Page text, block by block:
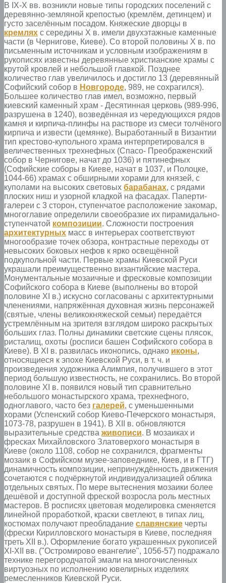
В IX-X вв. возникли новые типы городских поселений с
деревянно-земляной крепостью (кремлём, детинцем) и
густо заселённым посадом. Княжеские дворцы в
кремлях с середины X в. имели двухэтажные каменные
части (в Чернигове, Киеве). Со второй половины X в. по
письменным источникам и условным изображениям в
рукописях известны деревянные христианские храмы с
крутой кровлей и небольшой главкой. Позднее
количество глав увеличилось и достигло 13 (деревянный
Софийский собор в Новгороде, 989, не сохрагился).
Большее количество глав имел, возможно, первый
киевский каменный храм - Десятинная церковь (989-996,
разрушена в 1240), возведённая из чередующихся рядов
камня и кирпича-плинфы на растворе из смеси толчёного
кирпича и извести (цемянке). Выработанный в Византии
тип крестово-купольного храма интерпретировался в
величественных трехнефных (Спасо- Преображенский
собор в Чернигове, начат до 1036) и пятинефных
(Софийские соборы в Киеве, начат в 1037, и Полоцке,
1044-66) храмах с обширными хорами для князей, с
куполами на высоких световых барабанах, с рядами
плоских ниш и узорной кладкой на фасадах. Паперти-
галереи с 3 сторон, ступенчатое расположение закомар,
многоглавие определили своеобразие их пирамидально-
ступенчатой композиции. Сложности построения
архитектурных масс в интерьерах соответствуют
многообразие точек обзора, контрастные переходы от
невысоких боковых нефов к ярко освещённой
подкупольной части. Первые храмы Киевской Руси
украшали преимущественно византийские мастера.
Монументальные мозаичные и фресковые композиции
Софийского собора в Киеве (выполнены во второй
половине XI в.) искусно согласованы с архитектурными
членениями, напряжённая духовная жизнь персонажей
(святые, члены великокняжеской семьи) передаётся
устремлённым на зрителя взглядом широко раскрытых
больших глаз. Полны динамики светские сцены плясок,
ристалищ, охоты (росписи башен Софийского собора в
Киеве). В XI в. развилась иконопись, однако иконы,
относящиеся к эпохе Киевской Руси, в т. ч. и
произведения художника Алимпия, получившего в этот
период большую известность, не сохранились. Во второй
половине XI в. появился новый тип сравнительно
небольшого монастырского храма, трехнефного,
одноглавого, часто без галерей, с уменьшенными
хорами (Успенский собор Киево-Печерского монастыря,
1073-78, разрушен в 1941). В XII в. обновляются
выразительные средства живописи. В мозаиках и
фресках Михайловского Златоверхого монастыря в
Киеве (около 1108, собор не сохранился, фрагменты
мозаик в Софийском музее-заповеднике, Киев, и в ГТГ)
динамичность композиции, непринуждённость движения
сочетаются с подчёркнутой индивидуализацией облика
отдельных святых. По мере вытеснения мозаики более
дешёвой и доступной фреской возросла роль местных
мастеров. В росписях цветовая моделировка сменяется
линейной проработкой, краски светлеют, в типах лиц,
костюмах получают преобладание славянские черты
(фрески Кирилловского монастыря в Киеве, последняя
треть XII в.). Оформление богато украшенных рукописей
XI-XII вв. ("Остромирово евангелие", 1056-57) подражало
технике перегородчатой эмали на многочисленных
виртуозных по исполнению ювелирных изделиях
ремесленников Киевской Руси.